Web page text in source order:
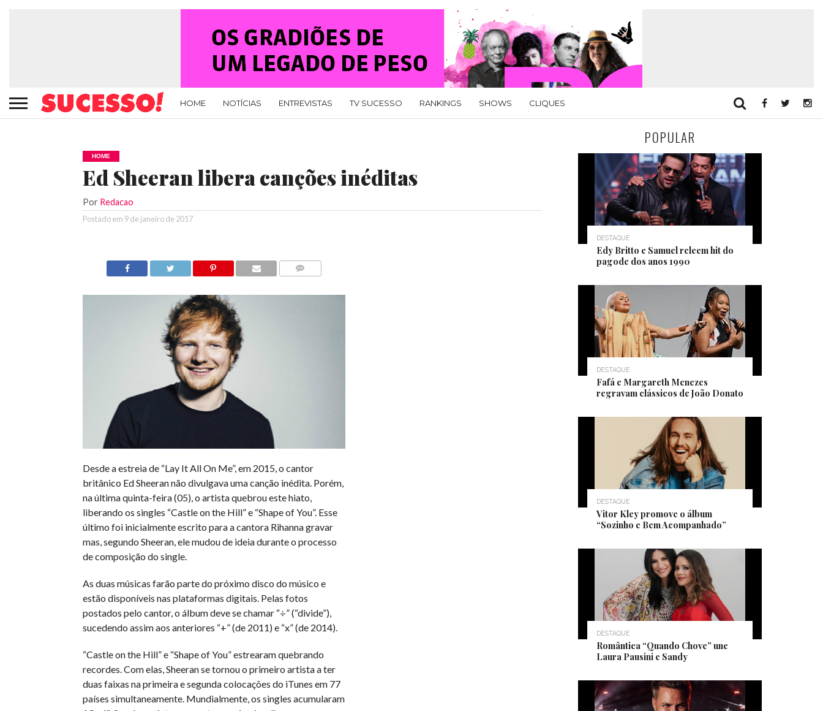
HOME NOTÍCIAS ENTREVISTAS TV SUCESSO RANKINGS SHOWS CLIQUES
HOME
Ed Sheeran libera canções inéditas
Por Redacao
Postado em 9 de janeiro de 2017
Desde a estreia de “Lay It All On Me”, em 2015, o cantor
britânico Ed Sheeran não divulgava uma canção inédita. Porém,
na última quinta-feira (05), o artista quebrou este hiato,
liberando os singles “Castle on the Hill” e “Shape of You”. Esse
último foi inicialmente escrito para a cantora Rihanna gravar
mas, segundo Sheeran, ele mudou de ideia durante o processo
de composição do single.
As duas músicas farão parte do próximo disco do músico e
estão disponíveis nas plataformas digitais. Pelas fotos
postados pelo cantor, o álbum deve se chamar “÷” (“divide”),
sucedendo assim aos anteriores “+” (de 2011) e “x” (de 2014).
“Castle on the Hill” e “Shape of You” estrearam quebrando
recordes. Com elas, Sheeran se tornou o primeiro artista a ter
duas faixas na primeira e segunda colocações do iTunes em 77
países simultaneamente. Mundialmente, os singles acumularam
POPULAR
DESTAQUE
Edy Britto e Samuel releem hit do
pagode dos anos 1990
DESTAQUE
Fafá e Margareth Menezes
regravam clássicos de João Donato
DESTAQUE
Vitor Kley promove o álbum
“Sozinho e Bem Acompanhado”
DESTAQUE
Romântica “Quando Chove” une
Laura Pausini e Sandy